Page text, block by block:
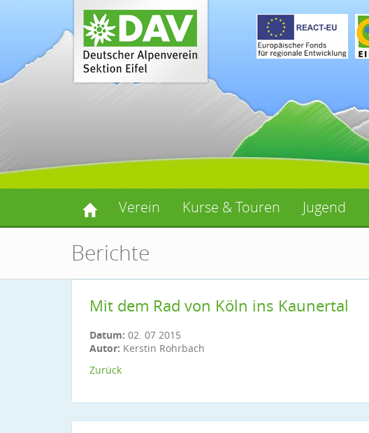
Verein Kurse & Touren Jugend
Berichte
Mit dem Rad von Köln ins Kaunertal
Datum: 02. 07 2015
Autor: Kerstin Rohrbach
Zurück